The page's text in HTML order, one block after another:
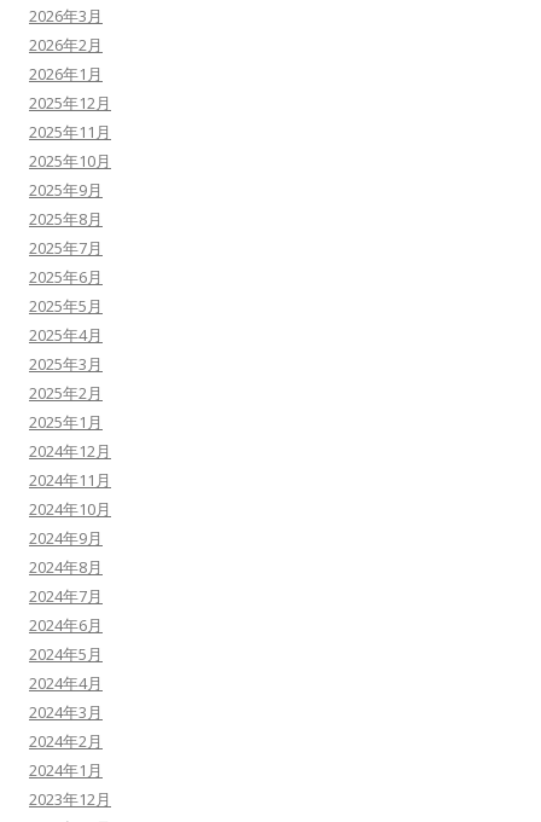
2026年3月
2026年2月
2026年1月
2025年12月
2025年11月
2025年10月
2025年9月
2025年8月
2025年7月
2025年6月
2025年5月
2025年4月
2025年3月
2025年2月
2025年1月
2024年12月
2024年11月
2024年10月
2024年9月
2024年8月
2024年7月
2024年6月
2024年5月
2024年4月
2024年3月
2024年2月
2024年1月
2023年12月